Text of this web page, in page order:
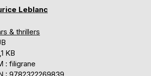
Leblanc
& thrillers
KB
: filigrane